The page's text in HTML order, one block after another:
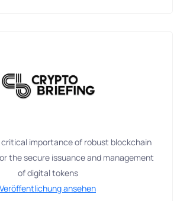
critical importance of robust blockchain
the secure issuance and management
of digital tokens
Veröffentlichung ansehen